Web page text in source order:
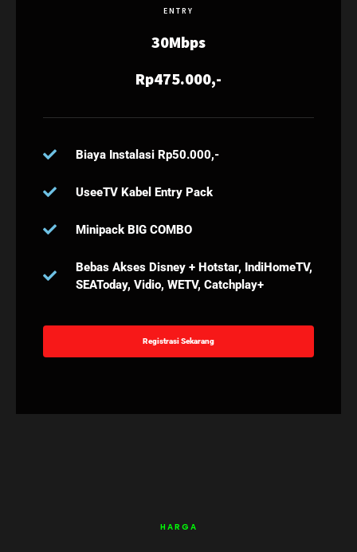
ENTRY
30Mbps
Rp475.000,-
Biaya Instalasi Rp50.000,-
UseeTV Kabel Entry Pack
Minipack BIG COMBO
Bebas Akses Disney + Hotstar, IndiHomeTV,
SEAToday, Vidio, WETV, Catchplay+
Registrasi Sekarang
HARGA